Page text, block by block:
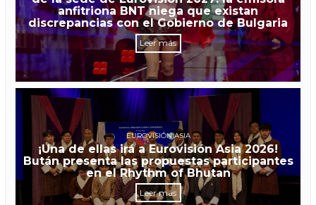
anfitriona BNT niega que existan
discrepancias con el Gobierno de Bulgaria
Leer más
EUROVISIÓN ASIA
¡Una de ellas irá a Eurovisión Asia 2026!
Bután presenta las propuestas participantes
en el Rhythm of Bhutan
Leer más